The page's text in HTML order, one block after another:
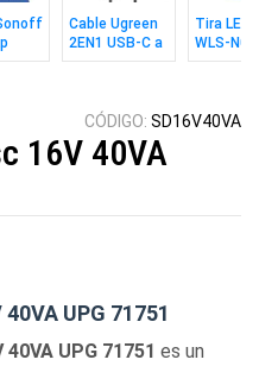
Cable Ugreen
2EN1 USB-C a
2USB-C 100w
Tira LED
WLS-
RGB
CÓDIGO: SD16V40VA
16V 40VA
UPG 71751
UPG 71751 es un